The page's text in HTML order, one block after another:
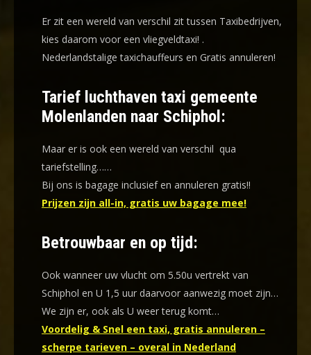
Er zit een wereld van verschil zit tussen Taxibedrijven,
kies daarom voor een vliegveldtaxi! .
Nederlandstalige taxichauffeurs en Gratis annuleren!
Tarief luchthaven taxi gemeente
Molenlanden naar Schiphol:
Maar er is ook een wereld van verschil qua
tariefstelling……
Bij ons is bagage inclusief en annuleren gratis!!
Prijzen zijn all-in, gratis uw bagage mee!
Betrouwbaar en op tijd:
Ook wanneer uw vlucht om 5.50u vertrekt van
Schiphol en U 1,5 uur daarvoor aanwezig moet zijn…
We zijn er, ook als U weer terug komt…
Voordelig & Snel een taxi, gratis annuleren –
scherpe tarieven – overal in Nederland